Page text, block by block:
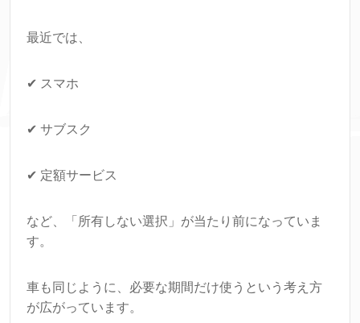
最近では、
✔ スマホ
✔ サブスク
✔ 定額サービス
など、「所有しない選択」が当たり前になっていま
す。
車も同じように、必要な期間だけ使うという考え方
が広がっています。